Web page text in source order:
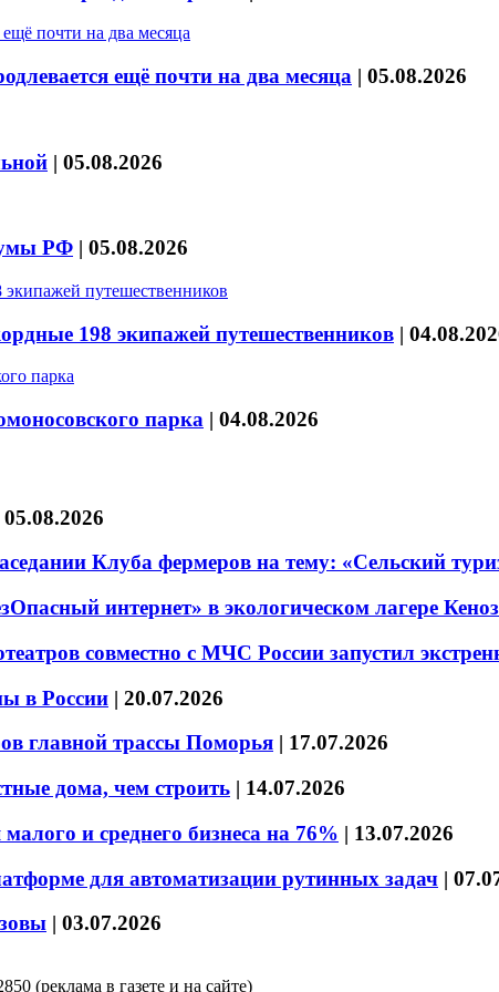
ещё почти на два месяца | 05.08.2026
| 05.08.2026
РФ | 05.08.2026
198 экипажей путешественников |
парка | 04.08.2026
05.08.2026
Клуба фермеров на тему: «Сельский
интернет» в экологическом лагере
совместно с МЧС России запустил
в России | 20.07.2026
главной трассы Поморья | 17.07.2026
дома, чем строить | 14.07.2026
и среднего бизнеса на 76% | 13.07.2026
для автоматизации рутинных задач |
| 03.07.2026
(реклама в газете и на сайте)